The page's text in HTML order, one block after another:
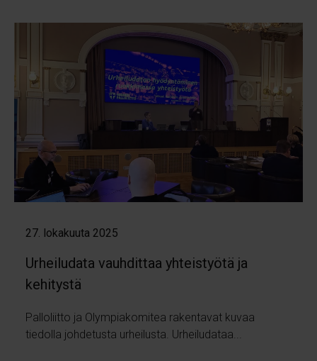
27. lokakuuta 2025
Urheiludata vauhdittaa yhteistyötä ja
kehitystä
Palloliitto ja Olympiakomitea rakentavat kuvaa
tiedolla johdetusta urheilusta. Urheiludataa...